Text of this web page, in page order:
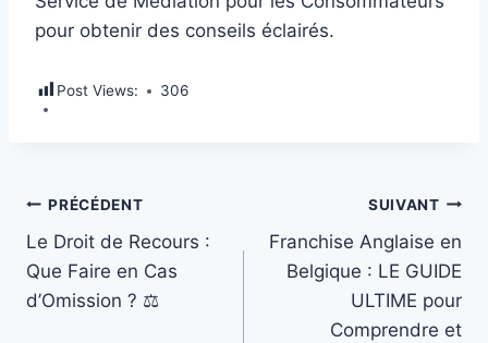
pour obtenir des conseils éclairés.
Post Views: 306
Navigation
de
l’article
PRÉCÉDENT
Le Droit de Recours :
Que Faire en Cas
d’Omission ? ⚖️
SUIVANT
Franchise Anglaise en
Belgique : LE GUIDE
ULTIME pour
Comprendre et